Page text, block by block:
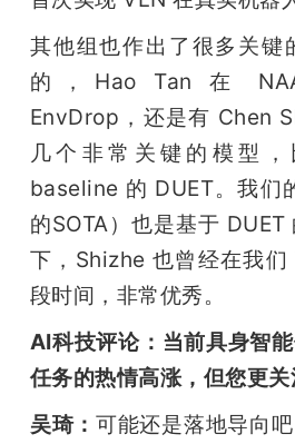
其他组也作出了很多关键
的，Hao Tan 在
EnvDrop，还是有 Chen
几个非常关键的模型
baseline 的 DUET。我们
的SOTA）也是基于
下，Shizhe 也曾经在我
段时间，非常优秀。
AI科技评论：当前具身智
任务的热情高涨，但您更关
吴琦：可能还是落地导向